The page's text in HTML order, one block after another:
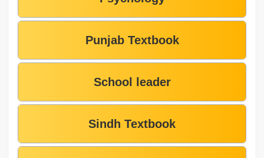
Punjab Textbook
School leader
Sindh Textbook